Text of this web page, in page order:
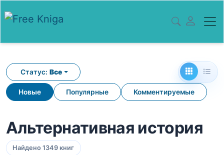
Новые Популярные Комментируемые
Статус: Все
Альтернативная история
Найдено 1349 книг